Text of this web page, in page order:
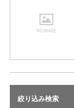
絞り込み検索